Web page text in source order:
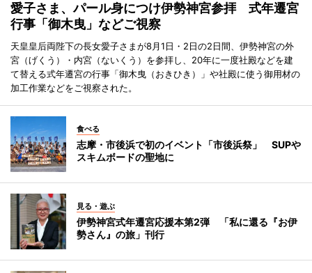
愛子さま、パール身につけ伊勢神宮参拝 式年遷宮
行事「御木曳」などご視察
天皇皇后両陛下の長女愛子さまが8月1日・2日の2日間、伊勢神宮の外
宮（げくう）・内宮（ないくう）を参拝し、20年に一度社殿などを建
て替える式年遷宮の行事「御木曳（おきひき）」や社殿に使う御用材の
加工作業などをご視察された。
食べる
志摩・市後浜で初のイベント「市後浜祭」 SUPや
スキムボードの聖地に
見る・遊ぶ
伊勢神宮式年遷宮応援本第2弾 「私に還る『お伊
勢さん』の旅」刊行